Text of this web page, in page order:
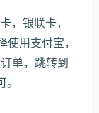
，银联卡，
用支付宝，
单，跳转到